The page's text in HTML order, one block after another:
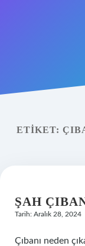
Yasal Uyarı
ETIKET:
ŞAH
Tarih: Aralık 28, 2024
Çıbanı neden